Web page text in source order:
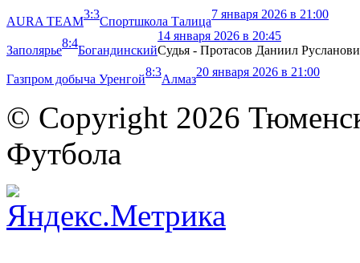
AURA TEAM
3:3
Спортшкола Талица
7 января 2026 в 21:00
Заполярье
8:4
Богандинский
14 января 2026 в 20:45
Судья - Протасов Даниил
Газпром добыча Уренгой
8:3
Алмаз
20 января 2026 в 21:00
© Copyright 2026
Футбола